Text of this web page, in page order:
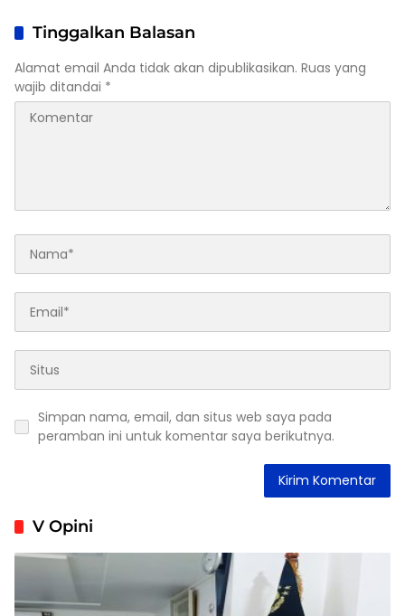
Berdasar
Tinggalkan Balasan
Alamat email Anda tidak akan dipublikasikan. Ruas yang
wajib ditandai *
Simpan nama, email, dan situs web saya pada
peramban ini untuk komentar saya berikutnya.
V Opini